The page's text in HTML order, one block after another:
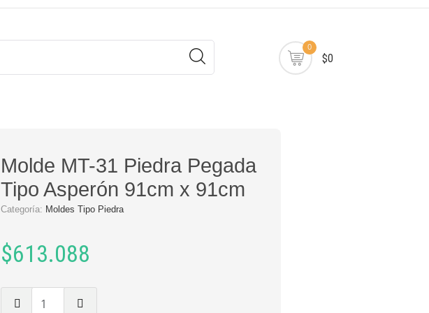
0
$0
Molde MT-31 Piedra Pegada
Tipo Asperón 91cm x 91cm
Categoría: Moldes Tipo Piedra
$613.088